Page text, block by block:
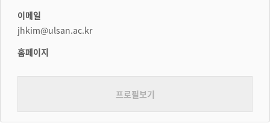
이메일
jhkim@ulsan.ac.kr
홈페이지
프로필보기